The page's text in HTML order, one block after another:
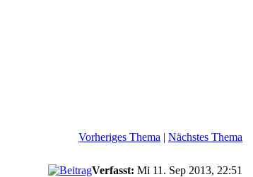
Vorheriges Thema | Nächstes Thema
Verfasst: Mi 11. Sep 2013, 22:51